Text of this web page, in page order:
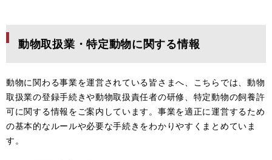
動物取扱業・特定動物に関する情報
動物に関わる事業を運営されている皆さまへ、こちらでは、動物
取扱業の登録手続きや動物取扱責任者の研修、特定動物の飼養許
可に関する情報をご案内しています。事業を適正に運営するため
の基本的なルールや必要な手続きをわかりやすくまとめていま
す。